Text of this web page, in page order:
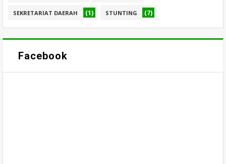
SEKRETARIAT DAERAH (1) STUNTING (7)
Facebook